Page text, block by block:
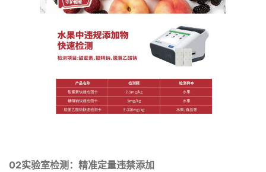
02实验室检测：精准定量违禁添加